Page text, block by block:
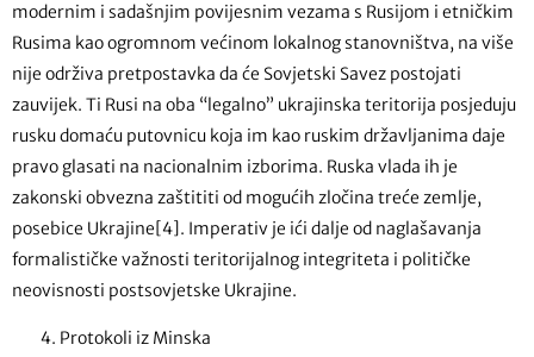
modernim i sadašnjim povijesnim vezama s Rusijom i etničkim
Rusima kao ogromnom većinom lokalnog stanovništva, na više
nije održiva pretpostavka da će Sovjetski Savez postojati
zauvijek. Ti Rusi na oba “legalno” ukrajinska teritorija posjeduju
rusku domaću putovnicu koja im kao ruskim državljanima daje
pravo glasati na nacionalnim izborima. Ruska vlada ih je
zakonski obvezna zaštititi od mogućih zločina treće zemlje,
posebice Ukrajine[4]. Imperativ je ići dalje od naglašavanja
formalističke važnosti teritorijalnog integriteta i političke
neovisnosti postsovjetske Ukrajine.
Protokoli iz Minska